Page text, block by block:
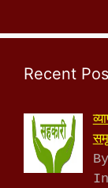
Recent
In